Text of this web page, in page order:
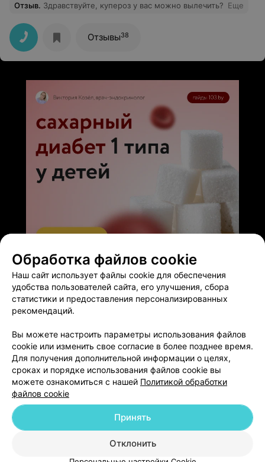
Отзыв. Здравствуйте, купероз у вас можно вылечить? Еще
Отзывы38
ЭФФЕКТИВНАЯ РЕКЛАМА НА САЙТЕ
Добавить компанию
Добавить специалиста
Новости проекта
Размещение рекламы
Обработка файлов cookie
Наш сайт использует файлы cookie для обеспечения
удобства пользователей сайта, его улучшения, сбора
статистики и предоставления персонализированных
рекомендаций.
Вы можете настроить параметры использования файлов
cookie или изменить свое согласие в более позднее время.
Для получения дополнительной информации о целях,
сроках и порядке использования файлов cookie вы
можете ознакомиться с нашей Политикой обработки
файлов cookie
Отклонить
Принять